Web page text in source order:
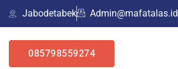
Skip
content
Jabodetabek Admin@mafatalas.id
085798559274